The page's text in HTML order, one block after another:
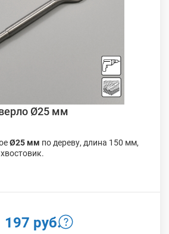
Ø25 мм
Ø25 мм по дереву, длина 150 мм,
197 руб.